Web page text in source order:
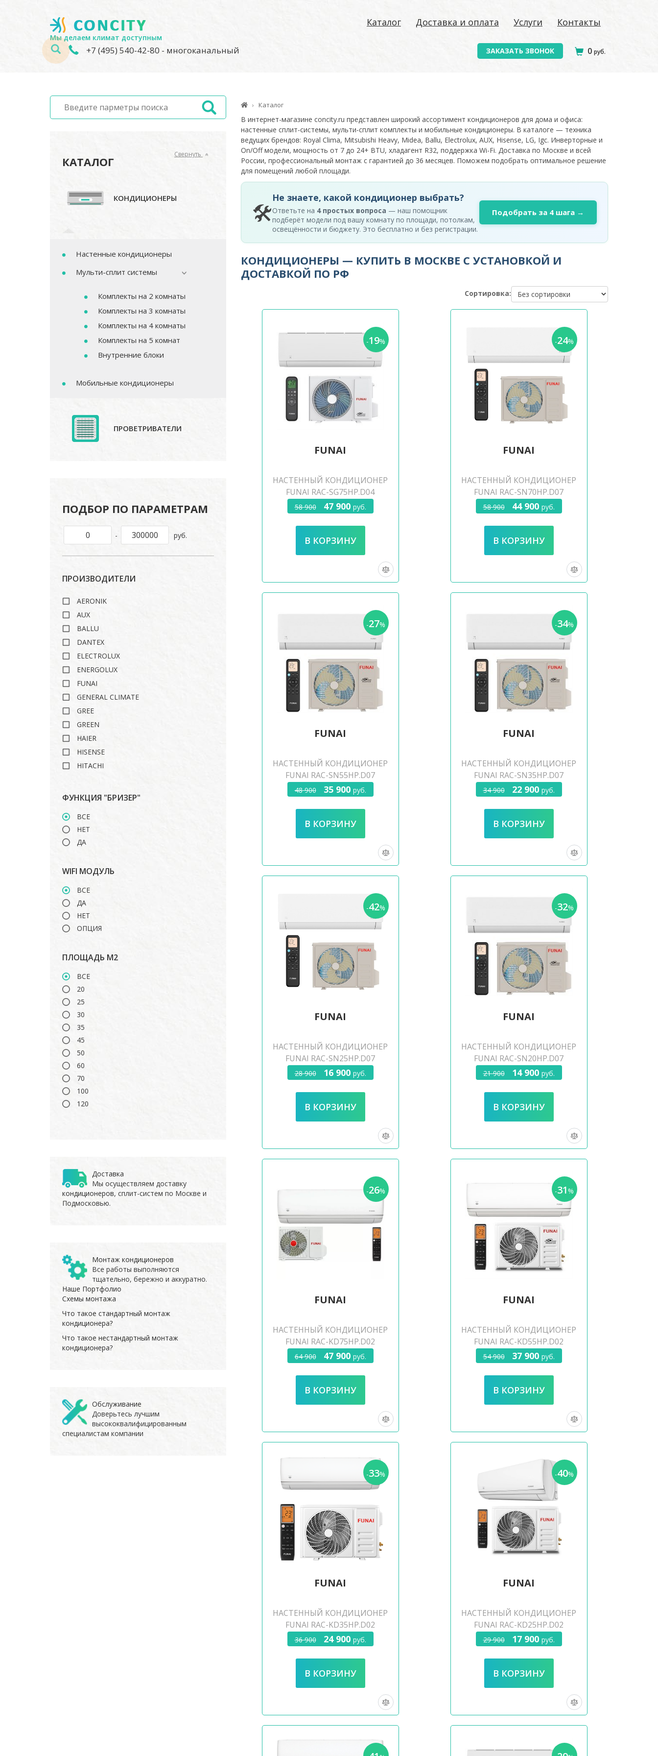
Мы делаем климат доступным
Каталог Доставка и оплата Услуги Контакты
+7 (495) 540-42-80 - многоканальный ЗАКАЗАТЬ ЗВОНОК 0 руб.
КАТАЛОГ
Свернуть
КОНДИЦИОНЕРЫ
Настенные кондиционеры
Мульти-сплит системы
Комплекты на 2 комнаты
Комплекты на 3 комнаты
Комплекты на 4 комнаты
Комплекты на 5 комнат
Внутренние блоки
Мобильные кондиционеры
ПРОВЕТРИВАТЕЛИ
ПОДБОР ПО ПАРАМЕТРАМ
- руб.
ПРОИЗВОДИТЕЛИ
AERONIK
AUX
BALLU
DANTEX
ELECTROLUX
ENERGOLUX
FUNAI
GENERAL CLIMATE
GREE
GREEN
HAIER
HISENSE
HITACHI
LANKORA
MARSA
MDV
MIDEA
ROYAL CLIMA
TOSHIBA
ФУНКЦИЯ "БРИЗЕР"
ВСЕ
НЕТ
ДА
WIFI МОДУЛЬ
ВСЕ
ДА
НЕТ
ОПЦИЯ
ПЛОЩАДЬ М2
ВСЕ
20
25
30
35
45
50
60
70
100
120
Доставка
Мы осуществляем доставку
кондиционеров, сплит-систем по Москве и
Подмосковью.
Монтаж кондиционеров
Все работы выполняются
тщательно, бережно и аккуратно.
Наше Портфолио
Схемы монтажа
Что такое стандартный монтаж
кондиционера?
Что такое нестандартный монтаж
кондиционера?
Обслуживание
Доверьтесь лучшим
высококвалифицированным
специалистам компании
Каталог
В интернет-магазине concity.ru представлен широкий ассортимент кондиционеров для дома и офиса:
настенные сплит-системы, мульти-сплит комплекты и мобильные кондиционеры. В каталоге — техника
ведущих брендов: Royal Clima, Mitsubishi Heavy, Midea, Ballu, Electrolux, AUX, Hisense, LG, Igc. Инверторные и
On/Off модели, мощность от 7 до 24+ BTU, хладагент R32, поддержка Wi-Fi. Доставка по Москве и всей
России, профессиональный монтаж с гарантией до 36 месяцев. Поможем подобрать оптимальное решение
для помещений любой площади.
🛠
Не знаете, какой кондиционер выбрать?
Ответьте на 4 простых вопроса — наш помощник
подберёт модели под вашу комнату по площади, потолкам,
освещённости и бюджету. Это бесплатно и без регистрации.
Подобрать за 4 шага →
КОНДИЦИОНЕРЫ — КУПИТЬ В МОСКВЕ С УСТАНОВКОЙ И
ДОСТАВКОЙ ПО РФ
Сортировка:
-19%
FUNAI
НАСТЕННЫЙ КОНДИЦИОНЕР
FUNAI RAC-SG75HP.D04
58 900 47 900 руб.
-24%
FUNAI
НАСТЕННЫЙ КОНДИЦИОНЕР
FUNAI RAC-SN70HP.D07
58 900 44 900 руб.
-27%
FUNAI
НАСТЕННЫЙ КОНДИЦИОНЕР
FUNAI RAC-SN55HP.D07
48 900 35 900 руб.
-34%
FUNAI
НАСТЕННЫЙ КОНДИЦИОНЕР
FUNAI RAC-SN35HP.D07
34 900 22 900 руб.
-42%
FUNAI
НАСТЕННЫЙ КОНДИЦИОНЕР
FUNAI RAC-SN25HP.D07
28 900 16 900 руб.
-32%
FUNAI
НАСТЕННЫЙ КОНДИЦИОНЕР
FUNAI RAC-SN20HP.D07
21 900 14 900 руб.
-26%
FUNAI
НАСТЕННЫЙ КОНДИЦИОНЕР
FUNAI RAC-KD75HP.D02
64 900 47 900 руб.
-31%
FUNAI
НАСТЕННЫЙ КОНДИЦИОНЕР
FUNAI RAC-KD55HP.D02
54 900 37 900 руб.
-33%
FUNAI
НАСТЕННЫЙ КОНДИЦИОНЕР
FUNAI RAC-KD35HP.D02
36 900 24 900 руб.
-40%
FUNAI
НАСТЕННЫЙ КОНДИЦИОНЕР
FUNAI RAC-KD25HP.D02
29 900 17 900 руб.